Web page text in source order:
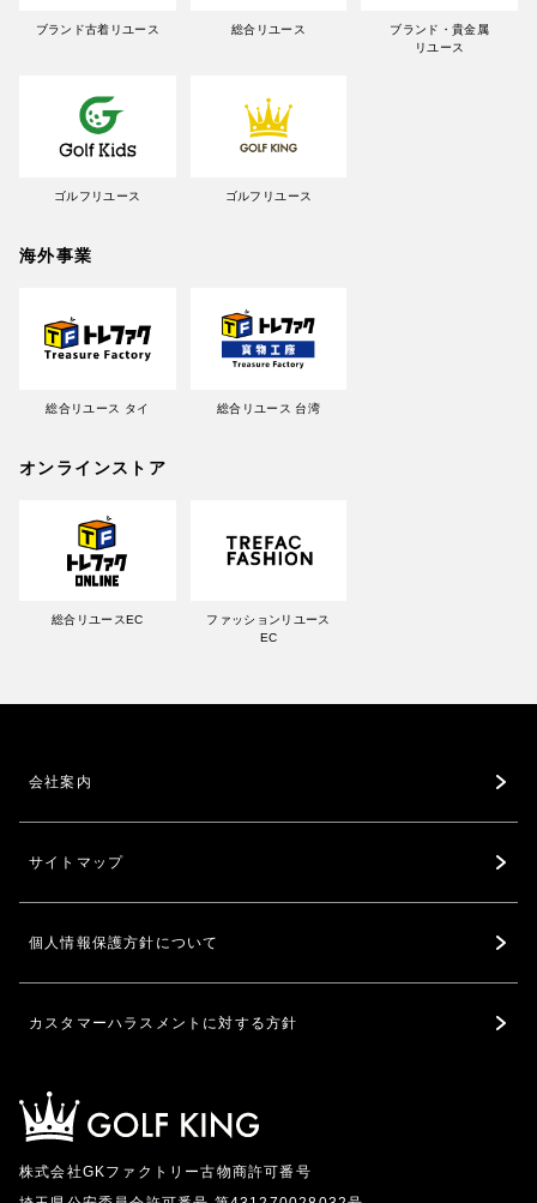
ブランド古着リユース 総合リユース
ブランド・貴金属
リユース
ゴルフリユース ゴルフリユース
海外事業
総合リユース タイ 総合リユース 台湾
オンラインストア
総合リユースEC
ファッションリユース
EC
会社案内
サイトマップ
個人情報保護方針について
カスタマーハラスメントに対する方針
株式会社GKファクトリー古物商許可番号